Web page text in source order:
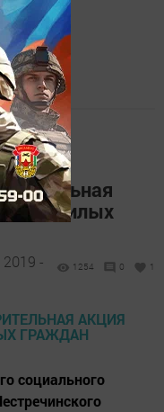
пожилых
-
1254 0 1
социального